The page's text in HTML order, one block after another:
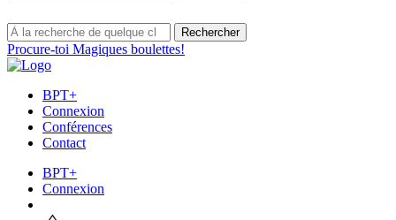
Procure-toi Magiques boulettes!
BPT+
Connexion
Conférences
Contact
BPT+
Connexion